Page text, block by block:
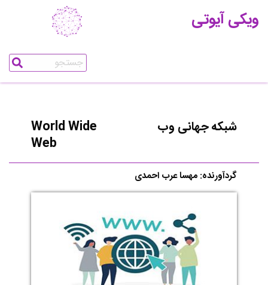
ویکی آیوتی
شبکه جهانی وب
World Wide
Web
گردآورنده: مهسا عرب احمدی